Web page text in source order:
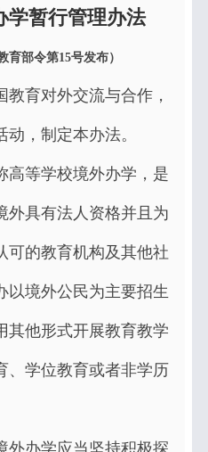
学暂行管理办法
育部令第15号发布）
对外交流与合作，
，制定本办法。
等学校境外办学，是
外具有法人资格并且为
可的教育机构及其他社
以境外公民为主要招生
其他形式开展教育教学
、学位教育或者非学历
办学应当坚持积极探